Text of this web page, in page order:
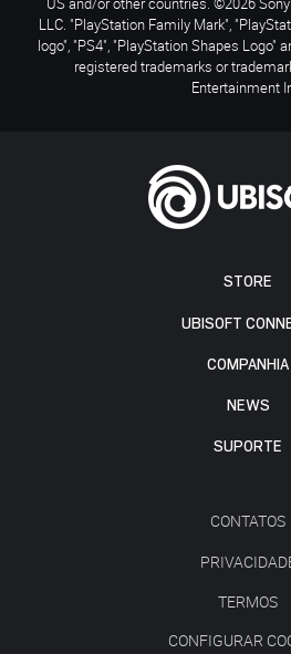
STORE
UBISOFT
COMPANHIA
NEWS
SUPORTE
CONTATOS
TERMOS
CONFIGURAR
LLC. "PlayStation Family Mark",
logo", "PS4", "PlayStation Shapes Logo"
registered trademarks or
Entertainment